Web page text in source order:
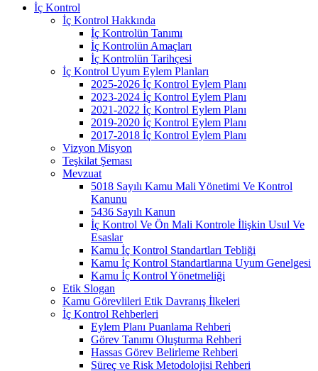
İç Kontrol
İç Kontrol Hakkında
İç Kontrolün Tanımı
İç Kontrolün Amaçları
İç Kontrolün Tarihçesi
İç Kontrol Uyum Eylem Planları
2025-2026 İç Kontrol Eylem Planı
2023-2024 İç Kontrol Eylem Planı
2021-2022 İç Kontrol Eylem Planı
2019-2020 İç Kontrol Eylem Planı
2017-2018 İç Kontrol Eylem Planı
Vizyon Misyon
Teşkilat Şeması
Mevzuat
5018 Sayılı Kamu Mali Yönetimi Ve Kontrol
Kanunu
5436 Sayılı Kanun
İç Kontrol Ve Ön Mali Kontrole İlişkin Usul Ve
Esaslar
Kamu İç Kontrol Standartları Tebliği
Kamu İç Kontrol Standartlarına Uyum Genelgesi
Kamu İç Kontrol Yönetmeliği
Etik Slogan
Kamu Görevlileri Etik Davranış İlkeleri
İç Kontrol Rehberleri
Eylem Planı Puanlama Rehberi
Görev Tanımı Oluşturma Rehberi
Hassas Görev Belirleme Rehberi
Süreç ve Risk Metodolojisi Rehberi